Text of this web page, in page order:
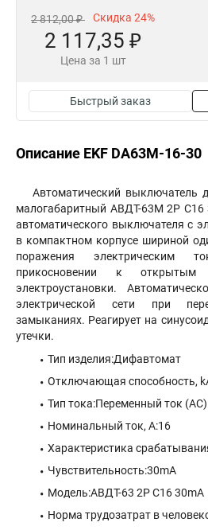
2 812,00 ₽ Скидка 24%
2 117,35 ₽
Цена за 1 шт
Быстрый заказ
Описание EKF DA63M-16-30
Автоматический выключатель
малогабаритный АВДТ-63М 2P C16
автоматического выключателя с
в компактном корпусе шириной
поражения электрическим
прикосновении к открытым
электроустановки.
электрической сети при
замыканиях. Реагирует на
утечки.
Тип изделия:Дифавтомат
Отключающая способность,
Тип тока:Переменный ток (АС)
Номинальный ток, А:16
Характеристика
Чувствительность:30mA
Модель:АВДТ-63 2P C16 30mA
Норма трудозатрат в